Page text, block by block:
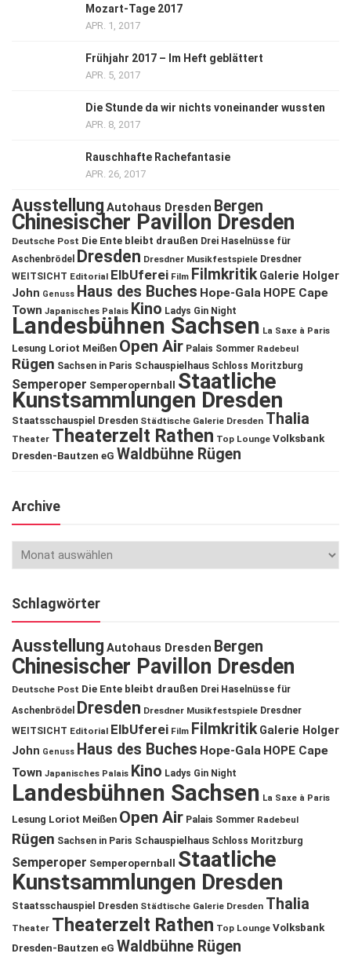
Mozart-Tage 2017
APR. 1, 2017
Frühjahr 2017 – Im Heft geblättert
APR. 5, 2017
Die Stunde da wir nichts voneinander wussten
APR. 8, 2017
Rauschhafte Rachefantasie
APR. 26, 2017
Ausstellung Autohaus Dresden Bergen
Chinesischer Pavillon Dresden
Deutsche Post Die Ente bleibt draußen Drei Haselnüsse für
Aschenbrödel
Dresden Dresdner Musikfestspiele Dresdner
WEITSICHT Editorial ElbUferei Film Filmkritik Galerie Holger
John Genuss Haus des Buches Hope-Gala HOPE Cape
Town Japanisches Palais Kino Ladys Gin Night
Landesbühnen Sachsen La Saxe à Paris
Lesung Loriot Meißen Open Air Palais Sommer Radebeul
Rügen Sachsen in Paris Schauspielhaus Schloss Moritzburg
Semperoper Semperopernball Staatliche
Kunstsammlungen Dresden
Staatsschauspiel Dresden Städtische Galerie Dresden Thalia
Theater Theaterzelt Rathen Top Lounge Volksbank
Dresden-Bautzen eG Waldbühne Rügen
Archive
Schlagwörter
Ausstellung Autohaus Dresden Bergen
Chinesischer Pavillon Dresden
Deutsche Post Die Ente bleibt draußen Drei Haselnüsse für
Aschenbrödel
Dresden Dresdner Musikfestspiele Dresdner
WEITSICHT Editorial ElbUferei Film Filmkritik Galerie Holger
John Genuss Haus des Buches Hope-Gala HOPE Cape
Town Japanisches Palais Kino Ladys Gin Night
Landesbühnen Sachsen La Saxe à Paris
Lesung Loriot Meißen Open Air Palais Sommer Radebeul
Rügen Sachsen in Paris Schauspielhaus Schloss Moritzburg
Semperoper Semperopernball
Staatliche
Kunstsammlungen Dresden
Staatsschauspiel Dresden Städtische Galerie Dresden Thalia
Theater Theaterzelt Rathen Top Lounge Volksbank
Dresden-Bautzen eG Waldbühne Rügen